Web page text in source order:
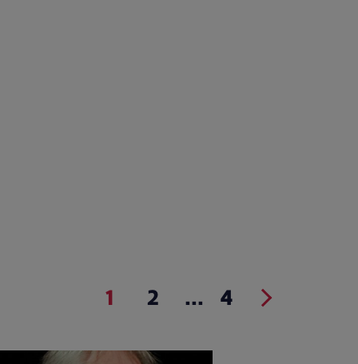
1 2 ... 4